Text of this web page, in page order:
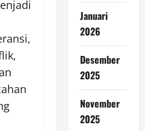
Januari
2026
Desember
2025
November
2025